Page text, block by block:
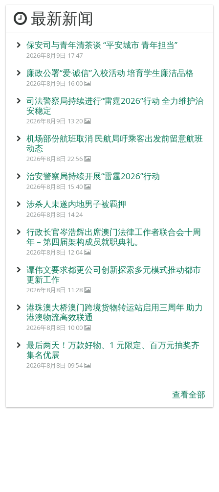
最新新闻
保安司与青年清茶谈 “平安城市 青年担当”
2026年8月9日 17:47
廉政公署“爱‧诚信”入校活动 培育学生廉洁品格
2026年8月9日 16:00
司法警察局持续进行“雷霆2026”行动 全力维护治
安稳定
2026年8月9日 13:20
机场部份航班取消 民航局吁乘客出发前留意航班
动态
2026年8月8日 22:56
治安警察局持续开展“雷霆2026”行动
2026年8月8日 15:40
涉杀人未遂内地男子被羁押
2026年8月8日 14:24
行政长官岑浩辉出席澳门法律工作者联合会十周
年 – 第四届架构成员就职典礼。
2026年8月8日 12:04
谭伟文要求都更公司创新探索多元模式推动都市
更新工作
2026年8月8日 11:28
港珠澳大桥澳门跨境货物转运站启用三周年 助力
港澳物流高效联通
2026年8月8日 10:00
最后两天！万款好物、1 元限定、百万元抽奖齐
集名优展
2026年8月8日 09:54
查看全部